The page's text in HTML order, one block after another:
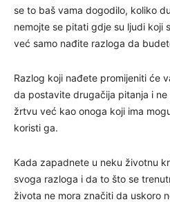
se to baš vama dogodilo, koliko
nemojte se pitati gdje su ljudi koji
već samo nađite razloga da
Razlog koji nađete promijeniti će
da postavite drugačija pitanja i
žrtvu već kao onoga koji ima
koristi ga.
Kada zapadnete u neku životnu
svoga razloga i da to što se
života ne mora značiti da uskoro